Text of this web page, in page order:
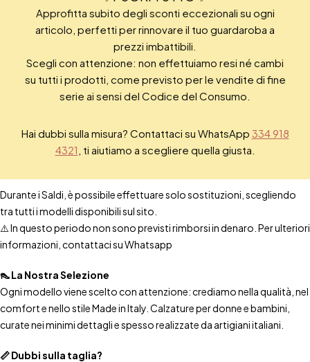
Approfitta subito degli sconti eccezionali su ogni
articolo, perfetti per rinnovare il tuo guardaroba a
prezzi imbattibili.
Scegli con attenzione: non effettuiamo resi né cambi
su tutti i prodotti, come previsto per le vendite di fine
serie ai sensi del Codice del Consumo.
Hai dubbi sulla misura? Contattaci su WhatsApp 334 918
4321 , ti aiutiamo a scegliere quella giusta.
Durante i Saldi, è possibile effettuare solo sostituzioni, scegliendo
tra tutti i modelli disponibili sul sito.
⚠️ In questo periodo non sono previsti rimborsi in denaro. Per ulteriori
informazioni, contattaci su Whatsapp
👠 La Nostra Selezione
Ogni modello viene scelto con attenzione: crediamo nella qualità, nel
comfort e nello stile Made in Italy. Calzature per donne e bambini,
curate nei minimi dettagli e spesso realizzate da artigiani italiani.
📏 Dubbi sulla taglia?